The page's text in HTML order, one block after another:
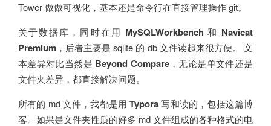
Tower 做做可视化，基本还是命令行在直接管理操作 git。
关于数据库，同时在用 MySQLWorkbench 和 Navicat
Premium，后者主要是 sqlite 的 db 文件读起来很方便。 文
本差异对比当然是 Beyond Compare，无论是单文件还是
文件夹差异，都直接解决问题。
所有的 md 文件，我都是用Typora写和读的，包括这篇博
客。如果是文件夹性质的好多 md 文件组成的各种格式的电